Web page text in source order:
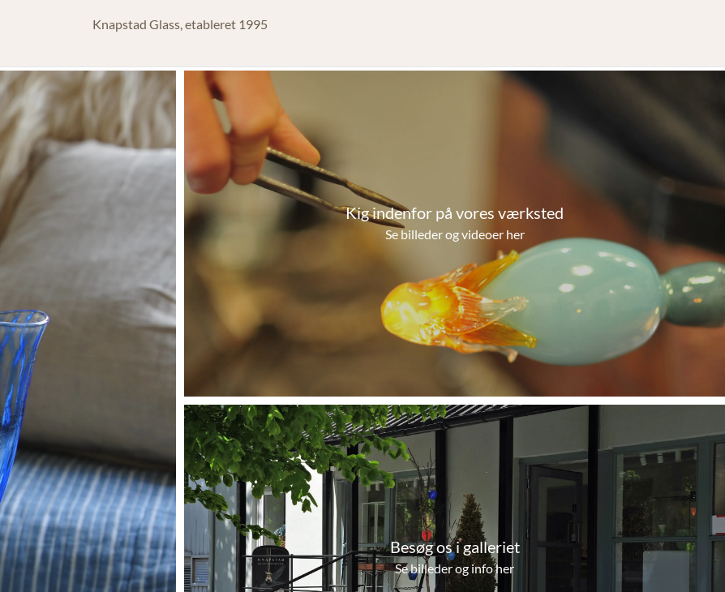
Knapstad Glass, etableret 1995
Kig indenfor på vores værksted
Se billeder og videoer her
Besøg os i galleriet
Se billeder og info her